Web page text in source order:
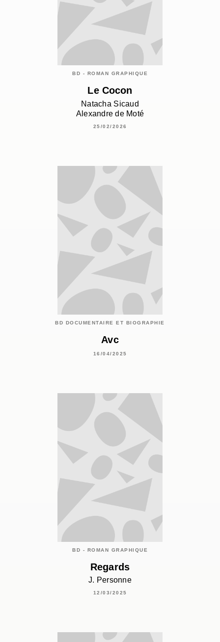
BD - ROMAN GRAPHIQUE
Le Cocon
Natacha Sicaud
Alexandre de Moté
25/02/2026
BD DOCUMENTAIRE ET BIOGRAPHIE
Avc
16/04/2025
BD - ROMAN GRAPHIQUE
Regards
J. Personne
12/03/2025